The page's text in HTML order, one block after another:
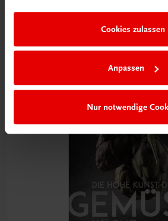
Cookies zulassen
Anpassen
Nur notwendige
Praxiswissen vegetarische und
Zutaten, Techniken und Gerichte
€ 61,70